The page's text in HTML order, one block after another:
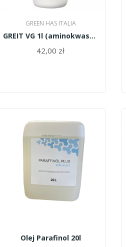
GREEN HAS ITALIA
GREIT VG 1l (aminokwasy roślinne)
42,00 zł
Olej Parafinol 20l